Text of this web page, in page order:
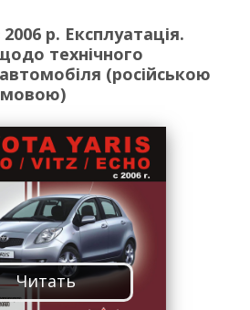
р. Експлуатація.
технічного
(російською
мовою)
Читать